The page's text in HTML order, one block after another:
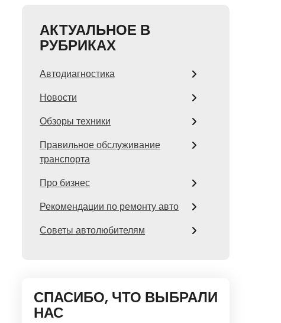
АКТУАЛЬНОЕ В
РУБРИКАХ
Автодиагностика
Новости
Обзоры техники
Правильное обслуживание
транспорта
Про бизнес
Рекомендации по ремонту авто
Советы автолюбителям
СПАСИБО, ЧТО ВЫБРАЛИ
НАС